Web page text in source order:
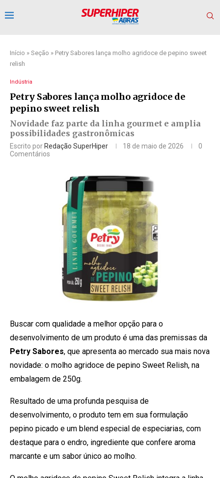
Início » Seção » Petry Sabores lança molho agridoce de pepino sweet
relish
Indústria
Petry Sabores lança molho agridoce de
pepino sweet relish
Novidade faz parte da linha gourmet e amplia
possibilidades gastronômicas
Escrito porRedação SuperHiper 18 de maio de 2026
0
Comentários
Buscar com qualidade a melhor opção para o
desenvolvimento de um produto é uma das premissas da
Petry Sabores, que apresenta ao mercado sua mais nova
novidade: o molho agridoce de pepino Sweet Relish, na
embalagem de 250g.
Resultado de uma profunda pesquisa de
desenvolvimento, o produto tem em sua formulação
pepino picado e um blend especial de especiarias, com
destaque para o endro, ingrediente que confere aroma
marcante e um sabor único ao molho.